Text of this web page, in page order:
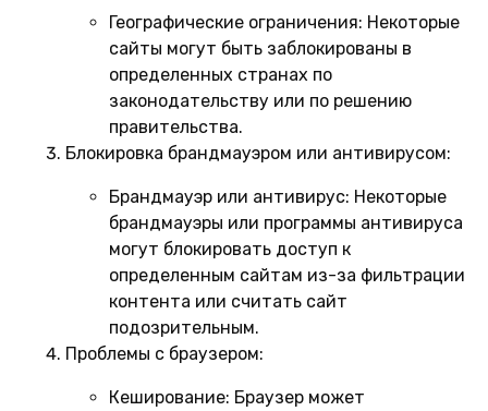
Географические ограничения: Некоторые
сайты могут быть заблокированы в
определенных странах по
законодательству или по решению
правительства.
Блокировка брандмауэром или антивирусом:
Брандмауэр или антивирус: Некоторые
брандмауэры или программы антивируса
могут блокировать доступ к
определенным сайтам из-за фильтрации
контента или считать сайт
подозрительным.
Проблемы с браузером:
Кеширование: Браузер может